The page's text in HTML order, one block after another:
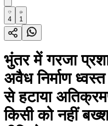
4 1
भुंतर में गरजा
अवैध निर्माण
से हटाया
किसी को नहीं